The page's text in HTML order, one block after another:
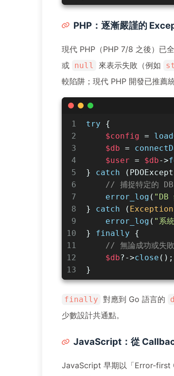
PHP：逐漸嚴謹的
現代 PHP（PHP 7/8 之後）已
或 null 來表示失敗（例如
較陷阱；現代 PHP 開發已推薦
1
2
3
4
5
6
7
8
9
10
11
12
13
try {
$config =
$db =
$user = $db->
} catch
// 捕捉特定的 DB
error_log ( "DB
} catch ( Exception
error_log ( "系
} finally {
// 無論成功或失敗
$db?->close ();
}
finally 對應到 Go 語言的
少數設計共通點。
JavaScript：從
JavaScript 早期以「Error-first